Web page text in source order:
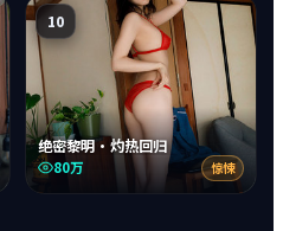
10
绝密黎明·灼热回归
80万 惊悚